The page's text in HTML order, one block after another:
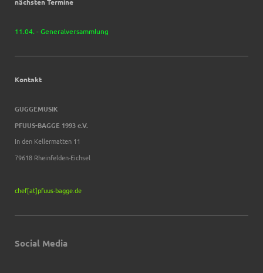
11.04. - Generalversammlung
Kontakt
GUGGEMUSIK
PFUUS-BAGGE 1993 e.V.
In den Kellermatten 11
79618 Rheinfelden-Eichsel
chef[at]pfuus-bagge.de
Social Media